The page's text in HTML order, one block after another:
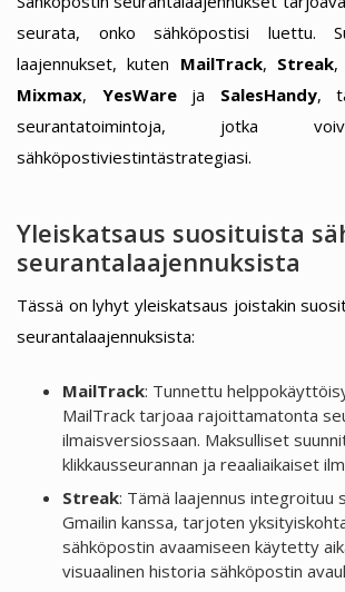
seurata, onko sähköpostisi luettu.
laajennukset, kuten MailTrack, Streak,
Mixmax, YesWareja SalesHandy,
seurantatoimintoja, jotka
sähköpostiviestintästrategiasi.
Yleiskatsaus suosituista
seurantalaajennuksista
Tässä on lyhyt yleiskatsaus joistakin
seurantalaajennuksista:
MailTrack: Tunnettu
MailTrack tarjoaa rajoittamatonta
ilmaisversiossaan. Maksulliset
klikkausseurannan ja reaaliaikaiset
Streak: Tämä laajennus integroituu
Gmailin kanssa, tarjoten
sähköpostin avaamiseen käytetty
visuaalinen historia sähköpostin